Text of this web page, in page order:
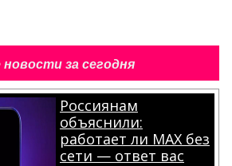
новости за сегодня
Россиянам
объяснили:
работает ли MAX без
сети — ответ вас